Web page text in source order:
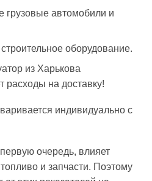
грузовые автомобили и
оборудование.
из Харькова
расходы на доставку!
индивидуально с
очередь, влияет
и запчасти. Поэтому